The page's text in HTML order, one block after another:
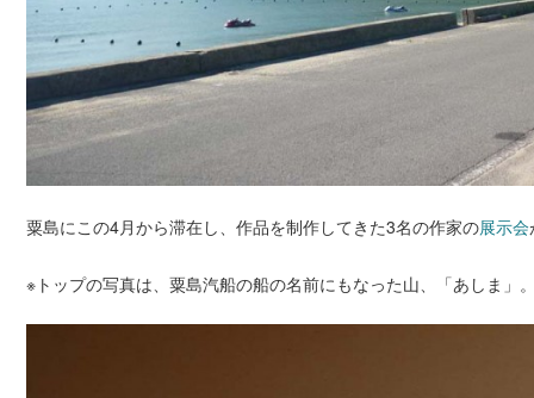
粟島にこの4月から滞在し、作品を制作してきた3名の作家の展示会
※トップの写真は、粟島汽船の船の名前にもなった山、「あしま」